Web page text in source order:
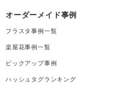
オーダーメイド事例
フラスタ事例一覧
楽屋花事例一覧
ピックアップ事例
ハッシュタグランキング